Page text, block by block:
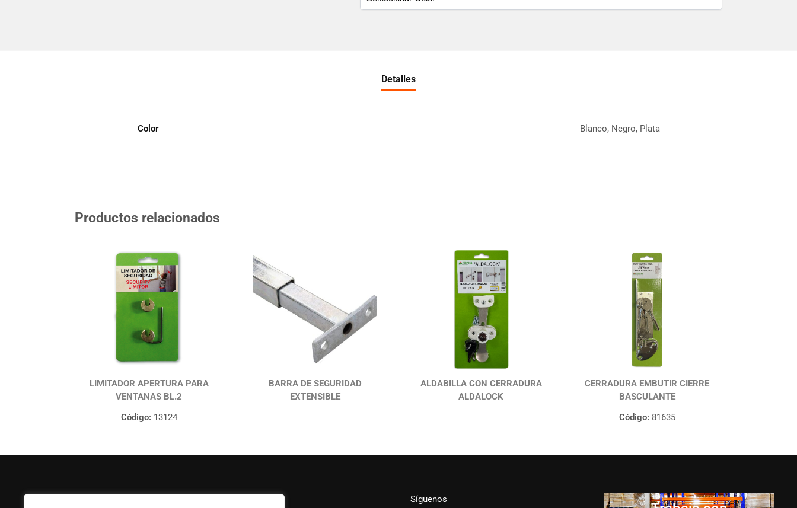
Detalles
Color Blanco, Negro, Plata
Productos relacionados
LIMITADOR APERTURA PARA
VENTANAS BL.2
Código: 13124
BARRA DE SEGURIDAD
EXTENSIBLE
ALDABILLA CON CERRADURA
ALDALOCK
CERRADURA EMBUTIR CIERRE
BASCULANTE
Código: 81635
FERPASA Síguenos